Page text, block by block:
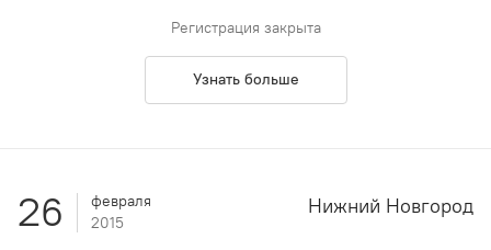
Регистрация закрыта
Узнать больше
26
февраля
2015
Нижний Новгород